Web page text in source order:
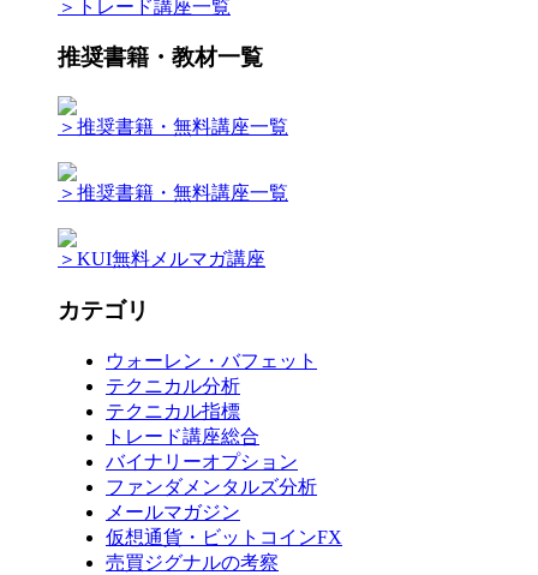
＞トレード講座一覧
推奨書籍・教材一覧
＞推奨書籍・無料講座一覧
＞推奨書籍・無料講座一覧
＞KUI無料メルマガ講座
カテゴリ
ウォーレン・バフェット
テクニカル分析
テクニカル指標
トレード講座総合
バイナリーオプション
ファンダメンタルズ分析
メールマガジン
仮想通貨・ビットコインFX
売買ジグナルの考察